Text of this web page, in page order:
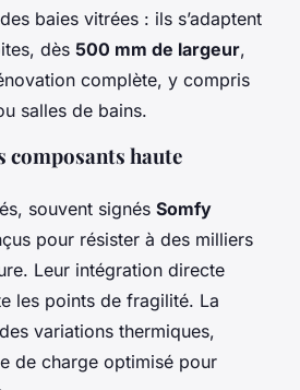
baies vitrées : ils s’adaptent
dès 500 mm de largeur,
complète, y compris
salles de bains.
composants haute
souvent signés Somfy
pour résister à des milliers
Leur intégration directe
les points de fragilité. La
variations thermiques,
de charge optimisé pour